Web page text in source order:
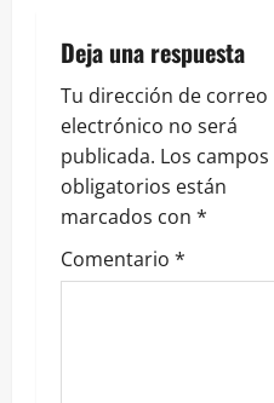
t
r
a
d
a
s
Deja una respuesta
Tu dirección de correo
electrónico no será
publicada. Los campos
obligatorios están
marcados con *
Comentario *